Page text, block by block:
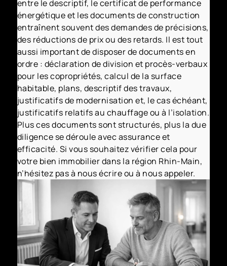
entre le descriptif, le certificat de performance
énergétique et les documents de construction
entraînent souvent des demandes de précisions,
des réductions de prix ou des retards. Il est tout
aussi important de disposer de documents en
ordre : déclaration de division et procès-verbaux
pour les copropriétés, calcul de la surface
habitable, plans, descriptif des travaux,
justificatifs de modernisation et, le cas échéant,
justificatifs relatifs au chauffage ou à l’isolation.
Plus ces documents sont structurés, plus la due
diligence se déroule avec assurance et
efficacité. Si vous souhaitez vérifier cela pour
votre bien immobilier dans la région Rhin-Main,
n’hésitez pas à nous écrire ou à nous appeler.